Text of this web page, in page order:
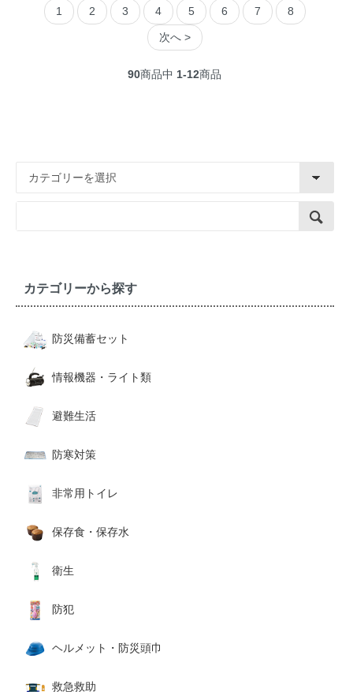
1 2 3 4 5 6 7 8
次へ >
90商品中 1-12商品
カテゴリーから探す
防災備蓄セット
情報機器・ライト類
避難生活
防寒対策
非常用トイレ
保存食・保存水
衛生
防犯
ヘルメット・防災頭巾
救急救助